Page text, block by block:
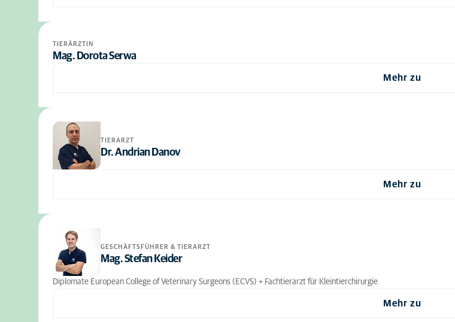
TIERÄRZTIN
Mag. Dorota Serwa
Mehr zu
TIERARZT
Dr. Andrian Danov
Mehr zu
GESCHÄFTSFÜHRER & TIERARZT
Mag. Stefan Keider
Diplomate European College of Veterinary Surgeons (ECVS) + Fachtierarzt für Kleintierchirurgie
Mehr zu